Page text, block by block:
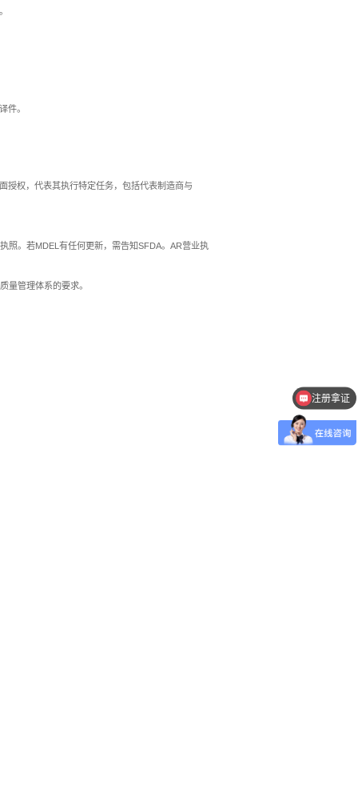
件。
授权，代表其执行特定任务，包括代表制造商与
照。若MDEL有任何更新，需告知SFDA。AR营业执
量管理体系的要求。
临床试验